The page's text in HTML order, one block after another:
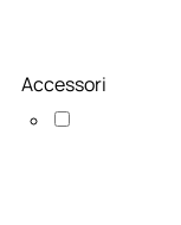
Accessori